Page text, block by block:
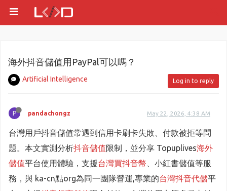
海外抖音儲值用PayPal可以嗎？
Artificial Intelligence Log in to reply
P pandachongz May 22, 2026, 4:38 AM
台灣用戶抖音儲值常遇到信用卡刷卡失敗、付款被拒等問
題。本文實測分析抖音儲值限制，並分享 Topuplives海外
儲值平台使用體驗，支援台灣買抖音幣 、小紅書儲值等服
務，與 ka-cn點org為同一團隊營運,專業的台灣抖音代儲平